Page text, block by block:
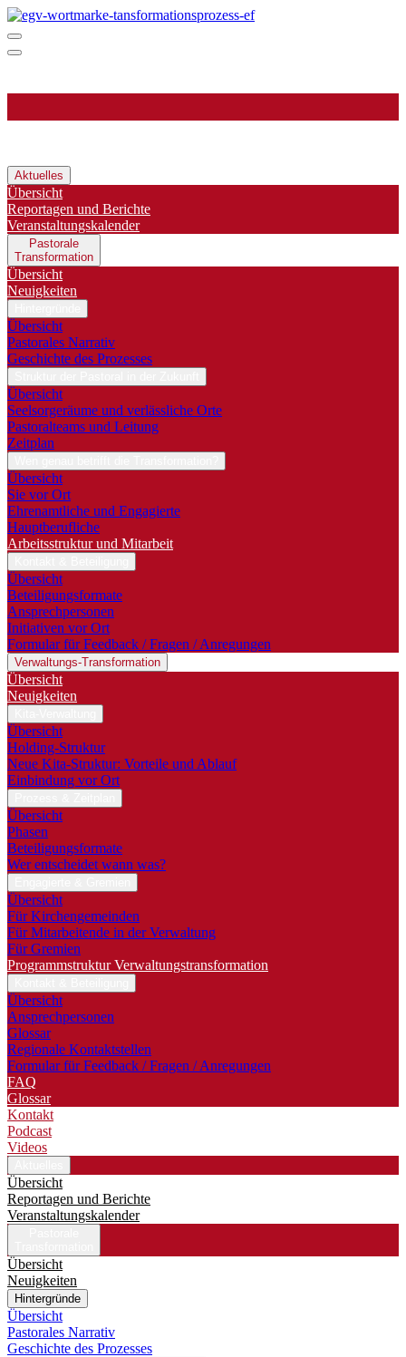
Aktuelles
Übersicht
Reportagen und Berichte
Veranstaltungskalender
Pastorale
Transformation
Übersicht
Neuigkeiten
Übersicht
Pastorales Narrativ
Geschichte des Prozesses
Übersicht
Seelsorgeräume und verlässliche Orte
Pastoralteams und Leitung
Zeitplan
Übersicht
Sie vor Ort
Ehrenamtliche und Engagierte
Hauptberufliche
Arbeitsstruktur und Mitarbeit
Übersicht
Beteiligungsformate
Ansprechpersonen
Initiativen vor Ort
Formular für Feedback / Fragen / Anregungen
Verwaltungs-Transformation
Übersicht
Neuigkeiten
Übersicht
Holding-Struktur
Neue Kita-Struktur: Vorteile und Ablauf
Einbindung vor Ort
Übersicht
Phasen
Beteiligungsformate
Wer entscheidet wann was?
Übersicht
Für Kirchengemeinden
Für Mitarbeitende in der Verwaltung
Für Gremien
Programmstruktur Verwaltungstransformation
Übersicht
Ansprechpersonen
Glossar
Regionale Kontaktstellen
Formular für Feedback / Fragen / Anregungen
FAQ
Glossar
Kontakt
Podcast
Videos
Übersicht
Reportagen und Berichte
Veranstaltungskalender
Übersicht
Neuigkeiten
Hintergründe
Übersicht
Pastorales Narrativ
Geschichte des Prozesses